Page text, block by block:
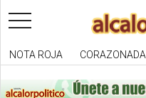
toggle
navigation
NOTA ROJA CORAZONADA